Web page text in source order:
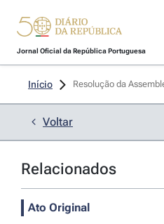
Jornal Oficial da República Portuguesa
Início Resolução da
Voltar
Relacionados
Ato Original